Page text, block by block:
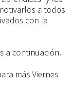
a todos
con la
a continuación.
más Viernes